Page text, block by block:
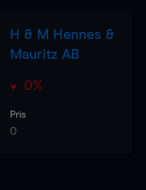
H & M Hennes &
Mauritz AB
0%
Pris
0